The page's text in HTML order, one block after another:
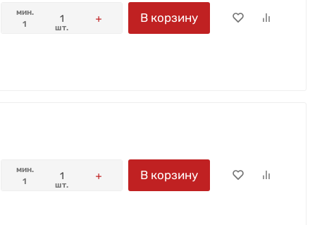
мин.
1
шт.
В корзину
мин.
1
шт.
В корзину